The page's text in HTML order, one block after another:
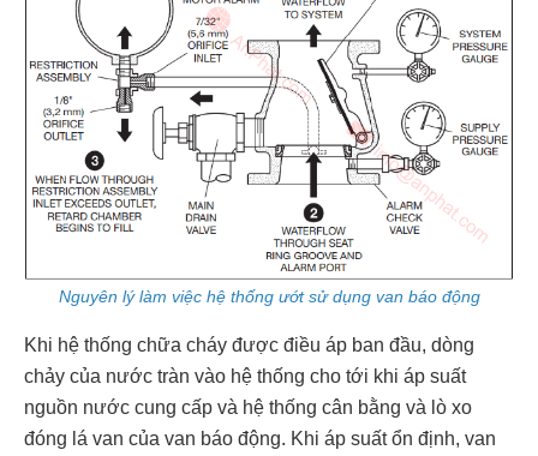
Nguyên lý làm việc hệ thống ướt sử dụng van báo động
Khi hệ thống chữa cháy được điều áp ban đầu, dòng
chảy của nước tràn vào hệ thống cho tới khi áp suất
nguồn nước cung cấp và hệ thống cân bằng và lò xo
đóng lá van của van báo động. Khi áp suất ổn định, van